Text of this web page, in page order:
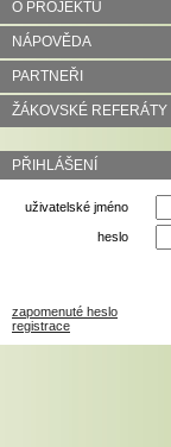
O PROJEKTU
NÁPOVĚDA
PARTNEŘI
ŽÁKOVSKÉ REFERÁTY
PŘIHLÁŠENÍ
uživatelské jméno
heslo
zapomenuté heslo
registrace